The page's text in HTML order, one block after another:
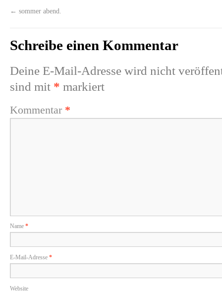
← sommer abend.
Schreibe einen Kommentar
Deine E-Mail-Adresse wird nicht
sind mit * markiert
Kommentar *
Name *
E-Mail-Adresse *
Website